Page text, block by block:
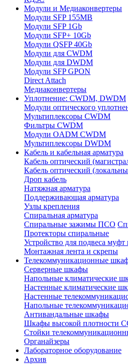
Модули и Медиаконвертеры
Модули SFP 155MB
Модули SFP 1Gb
Модули SFP+ 10Gb
Модули QSFP 40Gb
Модули для CWDM
Модули для DWDM
Модули SFP GPON
Direct Attach
Медиаконвертеры
Уплотнение: CWDM, DWDM
Модули оптического
Мультиплексоры CWDM
Фильтры CWDM
Модули OADM CWDM
Мультиплексоры DWDM
Кабель и кабельная арматура
Кабель оптический
Кабель оптический
Дроп кабель
Натяжная арматура
Поддерживающая арматура
Узлы крепления
Спиральная арматура
Спиральные зажимы ПСО
Протекторы спиральные
Устройство для подвеса муфт
Монтажная лента и скрепы
Телекоммуникационные
Серверные шкафы
Напольные климатические
Настенные климатические
Настенные
Напольные
Антивандальные шкафы
Шкафы высокой плотности
Стойки
Органайзеры
Лабораторное оборудование
Архив